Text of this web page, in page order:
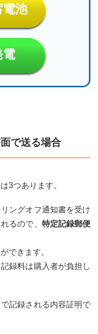
電池
電
で送る場合
3つあります。
ングオフ通知書を受け
るので、 特定記録郵便
できます。
録料は購入者が負担し
記録される内容証明で